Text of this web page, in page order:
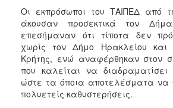
Οι εκπρόσωποι του ΤΑΙΠΕΔ από
άκουσαν προσεκτικά τον
επεσήμαναν ότι τίποτα δεν
χωρίς τον Δήμο Ηρακλείου και
Κρήτης, ενώ αναφέρθηκαν στον
που καλείται να διαδραματίσει
ώστε τα όποια αποτελέσματα να
πολυετείς καθυστερήσεις.